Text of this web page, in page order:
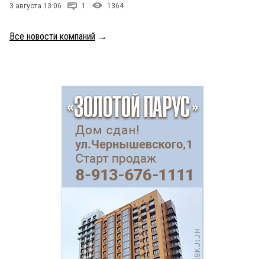
3 августа 13:06 1 1364
Все новости компаний →